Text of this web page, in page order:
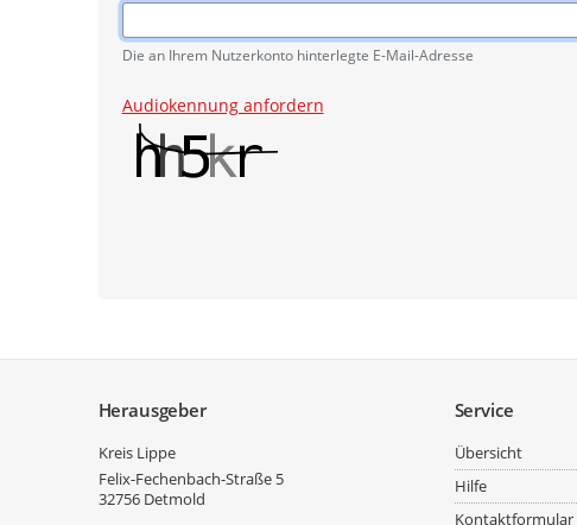
Pflichtangabe
Die an Ihrem Nutzerkonto hinterlegte E-Mail-Adresse
Audiokennung anfordern
Herausgeber
Kreis Lippe
Felix-Fechenbach-Straße 5
32756 Detmold
Service
Übersicht
Hilfe
Kontaktformular